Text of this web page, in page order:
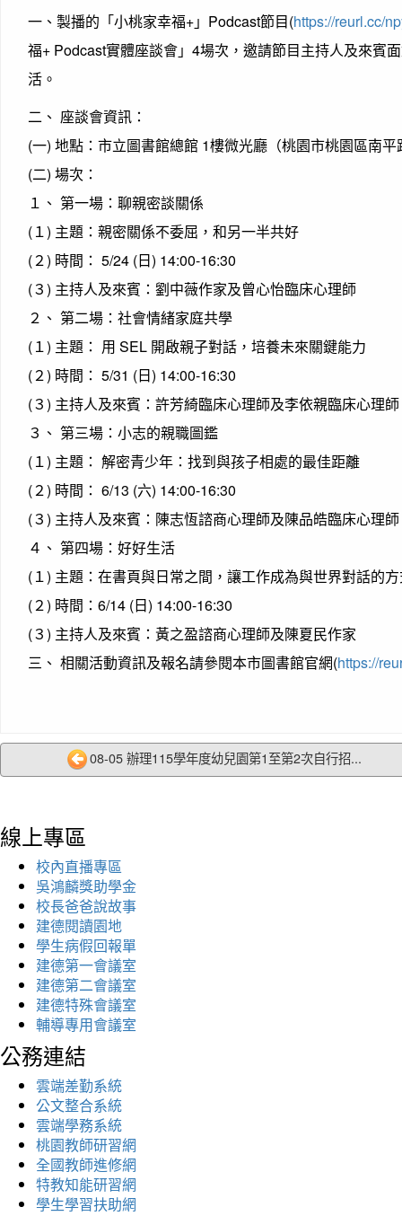
一、製播的「小桃家幸福+」Podcast節目(https://reurl.cc/
福+ Podcast實體座談會」4場次，邀請節目主持人及來賓
活。
二、 座談會資訊：
(一) 地點：市立圖書館總館 1樓微光廳（桃園市桃園區南
(二) 場次：
１、 第一場：聊親密談關係
(１) 主題：親密關係不委屈，和另一半共好
(２) 時間： 5/24 (日) 14:00-16:30
(３) 主持人及來賓：劉中薇作家及曾心怡臨床心理師
２、 第二場：社會情緒家庭共學
(１) 主題： 用 SEL 開啟親子對話，培養未來關鍵能力
(２) 時間： 5/31 (日) 14:00-16:30
(３) 主持人及來賓：許芳綺臨床心理師及李依親臨床心理師
３、 第三場：小志的親職圖鑑
(１) 主題： 解密青少年：找到與孩子相處的最佳距離
(２) 時間： 6/13 (六) 14:00-16:30
(３) 主持人及來賓：陳志恆諮商心理師及陳品皓臨床心理師
４、 第四場：好好生活
(１) 主題：在書頁與日常之間，讓工作成為與世界對話的
(２) 時間：6/14 (日) 14:00-16:30
(３) 主持人及來賓：黃之盈諮商心理師及陳夏民作家
三、 相關活動資訊及報名請參閱本市圖書館官網(https://
08-05 辦理115學年度幼兒園第1至第2次自行招...
線上專區
校內直播專區
吳鴻麟獎助學金
校長爸爸說故事
建德閱讀園地
學生病假回報單
建德第一會議室
建德第二會議室
建德特殊會議室
輔導專用會議室
公務連結
雲端差勤系統
公文整合系統
雲端學務系統
桃園教師研習網
全國教師進修網
特教知能研習網
學生學習扶助網